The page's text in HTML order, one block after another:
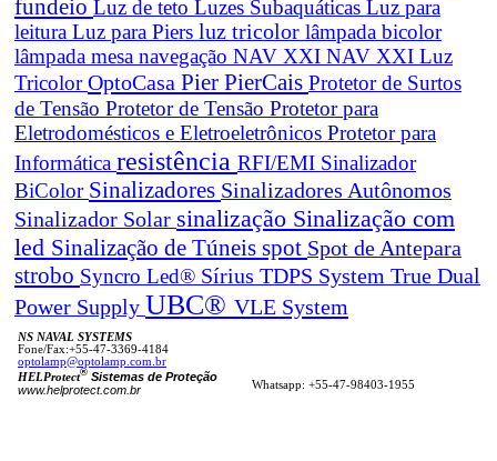
fundeio Luz de teto Luzes Subaquáticas Luz para
leitura Luz para Piers luz tricolor lâmpada bicolor
lâmpada mesa navegação NAV XXI NAV XXI Luz
TricolorOptoCasa Pier PierCais Protetor de Surtos
de Tensão Protetor de Tensão Protetor para
Eletrodomésticos e Eletroeletrônicos Protetor para
Informática resistência RFI/EMI Sinalizador
BiColor Sinalizadores Sinalizadores Autônomos
Sinalizador Solar sinalização Sinalização com
led Sinalização de Túneis spot Spot de Antepara
strobo Syncro Led® Sírius TDPS System True Dual
Power Supply UBC® VLE System
NS NAVAL SYSTEMS
Fone/Fax:+55-47-3369-4184
optolamp@optolamp.com.br
HELProtect® Sistemas de Proteção
www.helprotect.com.br
Whatsapp: +55-47-98403-1955